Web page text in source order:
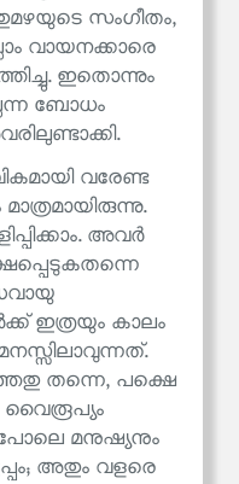
സംഗീതം,
വായനക്കാരെ
ഇതൊന്നും
ബോധം
വരേണ്ട
അവർ
ഇത്രയും കാലം
തന്നെ, പക്ഷെ
വൈരൂപ്യം
മനുഷ്യനും
അതും വളരെ